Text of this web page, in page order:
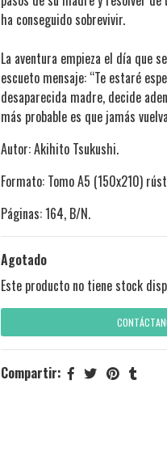
ha conseguido sobrevivir.
La aventura empieza el día que
escueto mensaje: “Te estaré
desaparecida madre, decide
más probable es que jamás
Autor: Akihito Tsukushi.
Formato: Tomo A5 (150x210)
Páginas: 164, B/N.
Agotado
Este producto no tiene stock
Compartir: